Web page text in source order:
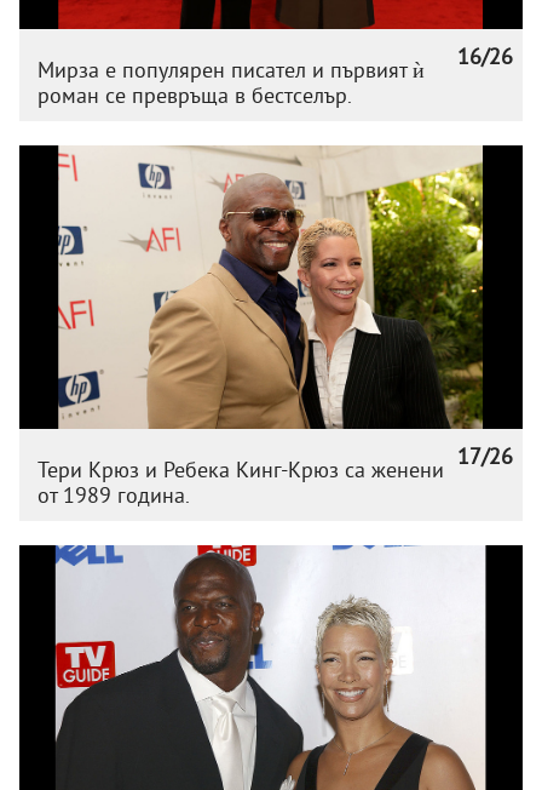
16/26
Мирза е популярен писател и първият ѝ
роман се превръща в бестселър.
17/26
Тери Крюз и Ребека Кинг-Крюз са женени
от 1989 година.